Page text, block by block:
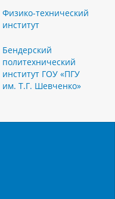
Физико-технический
институт
Бендерский
политехнический
институт ГОУ «ПГУ
им. Т.Г. Шевченко»